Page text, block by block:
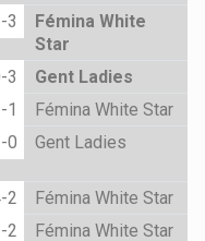
3
Fémina White
Star
3 Gent Ladies
1 Fémina White Star
0 Gent Ladies
2 Fémina White Star
2 Fémina White Star